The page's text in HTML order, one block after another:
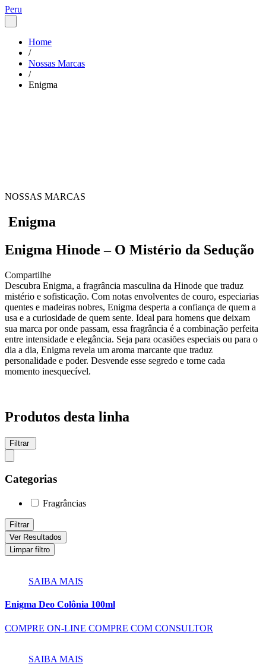
Peru
Home
/
Nossas Marcas
/
Enigma
NOSSAS MARCAS
Enigma
Enigma Hinode – O Mistério da Sedução
Compartilhe
Descubra Enigma, a fragrância masculina da Hinode que traduz
mistério e sofisticação. Com notas envolventes de couro, especiarias
quentes e madeiras nobres, Enigma desperta a confiança de quem a
usa e a curiosidade de quem sente. Ideal para homens que deixam
sua marca por onde passam, essa fragrância é a combinação perfeita
entre intensidade e elegância. Seja para ocasiões especiais ou para o
dia a dia, Enigma revela um aroma marcante que traduz
personalidade e poder. Desvende esse segredo e torne cada
momento inesquecível.
Produtos desta linha
Filtrar
Categorias
Fragrâncias
Filtrar
Ver Resultados
Limpar filtro
SAIBA MAIS
Enigma Deo Colônia 100ml
COMPRE ON-LINE COMPRE COM CONSULTOR
SAIBA MAIS